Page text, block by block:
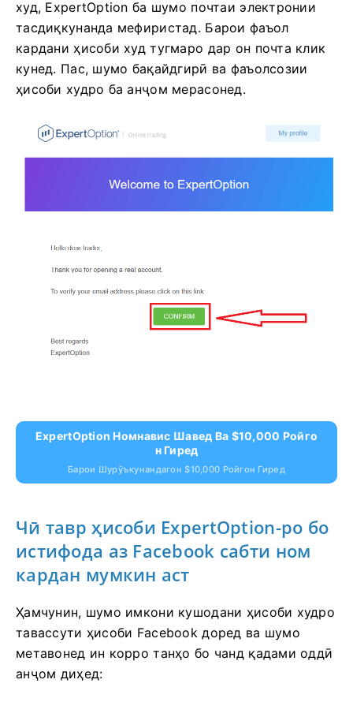
худ, ExpertOption ба шумо почтаи электронии
тасдиқкунанда мефиристад. Барои фаъол
кардани ҳисоби худ тугмаро дар он почта клик
кунед. Пас, шумо бақайдгирӣ ва фаъолсозии
ҳисоби худро ба анҷом мерасонед.
ExpertOption Номнавис Шавед Ва $10,000 Ройго
Н Гиред
Барои Шурӯъкунандагон $10,000 Ройгон Гиред
Чӣ тавр ҳисоби ExpertOption-ро бо
истифода аз Facebook сабти ном
кардан мумкин аст
Ҳамчунин, шумо имкони кушодани ҳисоби худро
тавассути ҳисоби Facebook доред ва шумо
метавонед ин корро танҳо бо чанд қадами оддӣ
анҷом диҳед: